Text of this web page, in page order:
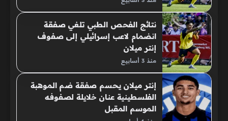
نتائج الفحص الطبي تلغي صفقة
انضمام لاعب إسرائيلي إلى صفوف
إنتر ميلان
منذ 3 أسابيع
إنتر ميلان يحسم صفقة ضم الموهبة
الفلسطينية عنان خلايلة لصفوفه
الموسم المقبل